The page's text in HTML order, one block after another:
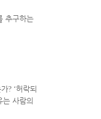
추구하는
? ‘허락되
사람의